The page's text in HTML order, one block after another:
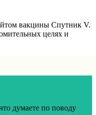
вакцины Спутник V.
целях и
думаете по поводу